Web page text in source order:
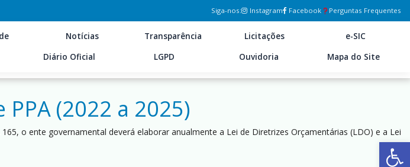
Siga-nos: Instagram Facebook Perguntas Frequentes
Notícias Transparência Licitações
e-SIC
Diário Oficial LGPD Ouvidoria Mapa do Site
PPA (2022 a 2025)
o ente governamental deverá elaborar anualmente a Lei de Diretrizes Orçamentárias (LDO) e a Lei